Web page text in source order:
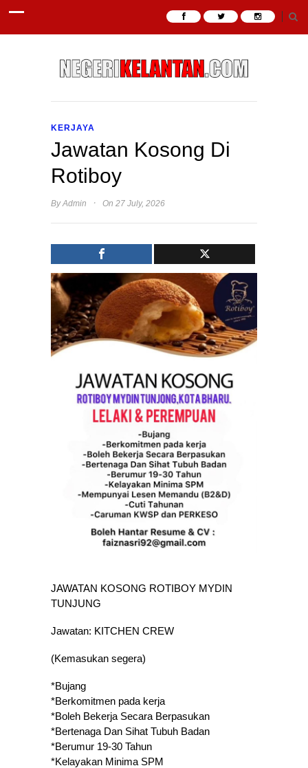
KERJAYA
Jawatan Kosong Di
Rotiboy
ByAdmin · On 27 July, 2026
JAWATAN KOSONG ROTIBOY MYDIN
TUNJUNG
Jawatan: KITCHEN CREW
(Kemasukan segera)
*Bujang
*Berkomitmen pada kerja
* Boleh Bekerja Secara Berpasukan
* Bertenaga Dan Sihat Tubuh Badan
* Berumur 19-30 Tahun
* Kelayakan Minima SPM